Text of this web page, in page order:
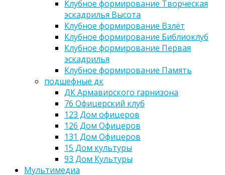
Клубное формирование Творческая
эскадрилья Высота
Клубное формирование Взлёт
Клубное формирование Библиоклуб
Клубное формирование Первая
эскадрилья
Клубное формирование Память
подшефные дк
ДК Армавирского гарнизона
76 Офицерский клуб
123 Дом офицеров
126 Дом Офицеров
131 Дом Офицеров
15 Дом культуры
93 Дом Культуры
Мультимедиа